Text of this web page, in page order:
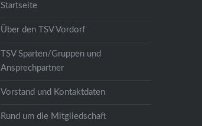
Startseite
Über den TSV Vordorf
TSV Sparten/Gruppen und
Ansprechpartner
Vorstand und Kontaktdaten
Rund um die Mitgliedschaft